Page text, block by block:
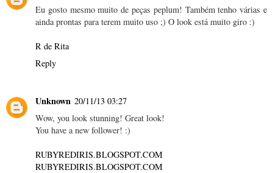
Eu gosto mesmo muito de peças peplum! Também tenho várias e
ainda prontas para terem muito uso ;) O look está muito giro :)
R de Rita
Reply
Unknown 20/11/13 03:27
Wow, you look stunning! Great look!
You have a new follower! :)
RUBYREDIRIS.BLOGSPOT.COM
RUBYREDIRIS.BLOGSPOT.COM